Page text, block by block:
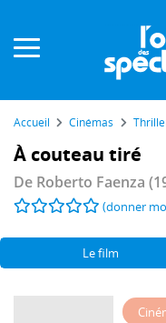
Accueil Cinémas
À couteau tiré
De Roberto Faenza
(donner
Le film